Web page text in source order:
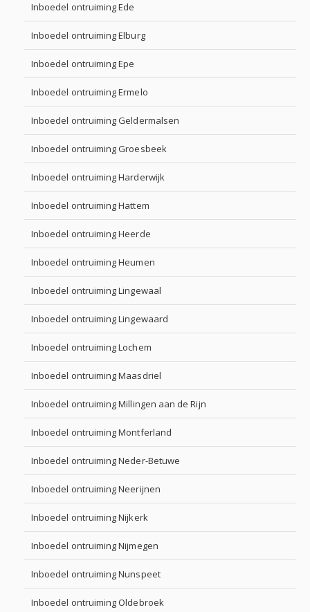
Inboedel ontruiming Ede
Inboedel ontruiming Elburg
Inboedel ontruiming Epe
Inboedel ontruiming Ermelo
Inboedel ontruiming Geldermalsen
Inboedel ontruiming Groesbeek
Inboedel ontruiming Harderwijk
Inboedel ontruiming Hattem
Inboedel ontruiming Heerde
Inboedel ontruiming Heumen
Inboedel ontruiming Lingewaal
Inboedel ontruiming Lingewaard
Inboedel ontruiming Lochem
Inboedel ontruiming Maasdriel
Inboedel ontruiming Millingen aan de Rijn
Inboedel ontruiming Montferland
Inboedel ontruiming Neder-Betuwe
Inboedel ontruiming Neerijnen
Inboedel ontruiming Nijkerk
Inboedel ontruiming Nijmegen
Inboedel ontruiming Nunspeet
Inboedel ontruiming Oldebroek